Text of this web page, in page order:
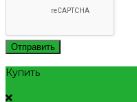
Отправить
Купить